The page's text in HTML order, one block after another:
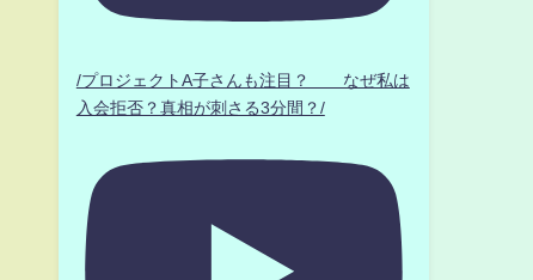
/プロジェクトA子さんも注目？ なぜ私は
入会拒否？真相が刺さる3分間？/